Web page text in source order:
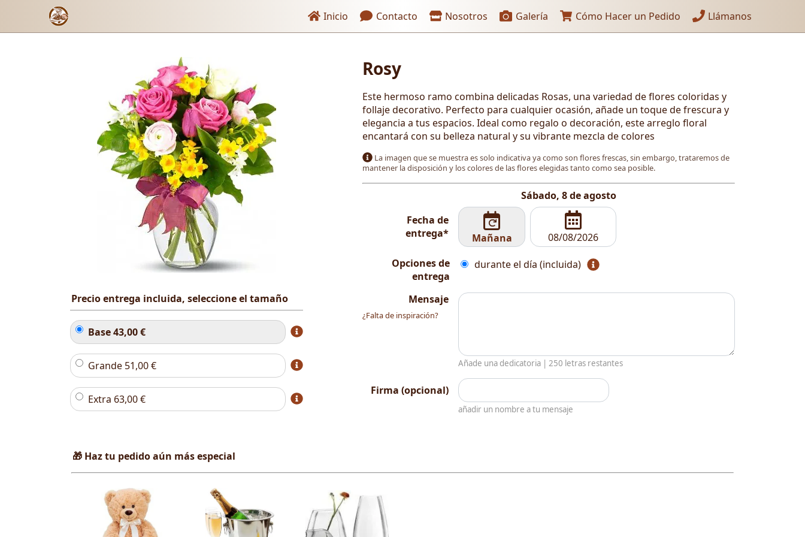
Enlaces de encabezado
Inicio Contacto Nosotros Galería Cómo Hacer un Pedido Llámanos
Formulario de pago
Precio entrega incluida, seleccione el tamaño
Base43,00€
Grande 51,00€
Extra 63,00€
Rosy
Este hermoso ramo combina delicadas Rosas, una variedad de flores coloridas y
follaje decorativo. Perfecto para cualquier ocasión, añade un toque de frescura y
elegancia a tus espacios. Ideal como regalo o decoración, este arreglo floral
encantará con su belleza natural y su vibrante mezcla de colores
La imagen que se muestra es solo indicativa ya como son flores frescas, sin embargo, trataremos de
mantener la disposición y los colores de las flores elegidas tanto como sea posible.
Sábado, 8 de agosto
Fecha de
entrega*
Mañana
Opciones de
entrega
durante el día (incluida)
Mensaje
¿Falta de inspiración?
Añade una dedicatoria |250 letras restantes
Firma (opcional)
añadir un nombre a tu mensaje
🎁 Haz tu pedido aún más especial